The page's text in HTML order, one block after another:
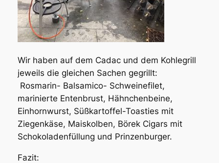
Wir haben auf dem Cadac und dem Kohlegrill
jeweils die gleichen Sachen gegrillt:
Rosmarin- Balsamico- Schweinefilet,
marinierte Entenbrust, Hähnchenbeine,
Einhornwurst, Süßkartoffel-Toasties mit
Ziegenkäse, Maiskolben, Börek Cigars mit
Schokoladenfüllung und Prinzenburger.
Fazit: